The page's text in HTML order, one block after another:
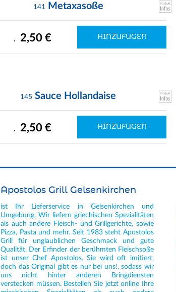
141 Metaxasoße
. 2,50 € HINZUFÜGEN
145 Sauce Hollandaise
. 2,50 € HINZUFÜGEN
Apostolos Grill Gelsenkirchen
ist Ihr Lieferservice in Gelsenkirchen und
Umgebung. Wir liefern griechischen Spezialitäten
als auch andere Fleisch- und Grillgerichte, sowie
Pizza, Pasta und mehr. Seit 1983 steht Apostolos
Grill für unglaublichen Geschmack und gute
Qualität. Der Erfinder der berühmten Fleischsoße
ist unser Chef Apostolos. Sie wird oft imitiert,
doch das Original gibt es nur bei uns!, sodass wir
uns nicht hinter anderen Bringdiensten
verstecken müssen. Bestellen Sie jetzt online Ihre